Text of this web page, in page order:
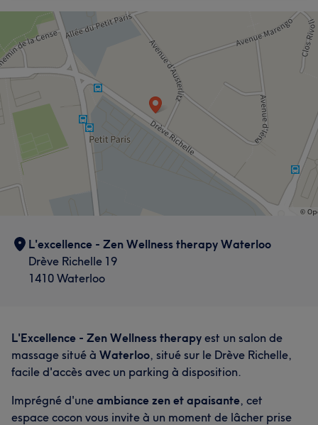
L'excellence - Zen Wellness therapy Waterloo
Drève Richelle 19
1410 Waterloo
L'Excellence - Zen Wellness therapy est un salon de
massage situé à Waterloo, situé sur le Drève Richelle,
facile d'accès avec un parking à disposition.
Imprégné d'une ambiance zen et apaisante, cet
espace cocon vous invite à un moment de lâcher prise